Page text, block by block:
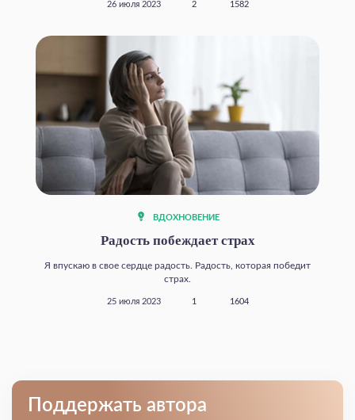
26 июля 2023 2 1582
ВДОХНОВЕНИЕ
Радость побеждает страх
Я впускаю в свое сердце радость. Радость, которая победит
страх.
25 июля 2023 1 1604
Поддержать автора